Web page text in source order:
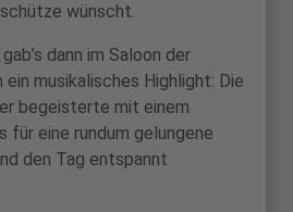
wünscht.
dann im Saloon der
musikalisches Highlight: Die
begeisterte mit einem
für eine rundum gelungene
den Tag entspannt